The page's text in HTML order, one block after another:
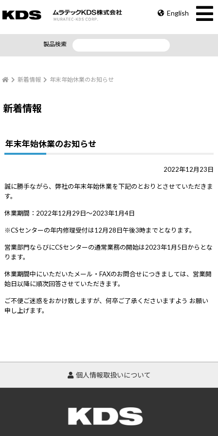
English
製品検索
新着情報 年末年始休業のお知らせ
新着情報
年末年始休業のお知らせ
2022年12月23日
誠に勝手ながら、弊社の年末年始休業を下記のとおりとさせていただきま
す。
休業期間：2022年12月29日～2023年1月4日
※CSセンターの年内修理受付は12月28日午後3時までとなります。
営業部門ならびにCSセンターの通常業務の開始は2023年1月5日からとな
ります。
休業期間中にいただいたメール・FAXのお問合せにつきましては、営業開
始日以降に順次回答させていただきます。
ご不便ご迷惑をおかけ致しますが、何卒ご了承くださいますよう お願い
申し上げます。
個人情報取扱いについて